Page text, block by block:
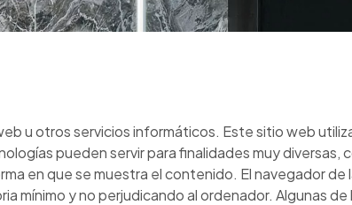
u otros servicios informáticos. Este sitio web
pueden servir para finalidades muy diversas,
en que se muestra el contenido. El navegador de
mínimo y no perjudicando al ordenador. Algunas de